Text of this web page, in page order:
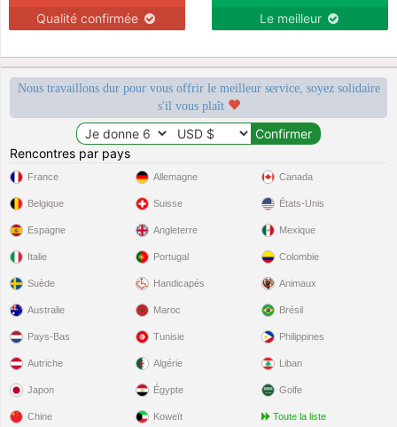
Qualité confirmée Le meilleur
Nous travaillons dur pour vous offrir le meilleur service, soyez solidaire
s'il vous plaît
Rencontres par pays
France
Belgique
Espagne
Italie
Suède
Allemagne
Suisse
Angleterre
Portugal
Handicapés
Canada
États-Unis
Mexique
Colombie
Animaux
Australie
Pays-Bas
Autriche
Japon
Chine
Maroc
Tunisie
Algérie
Égypte
Koweït
Brésil
Philippines
Liban
Golfe
Toute la liste